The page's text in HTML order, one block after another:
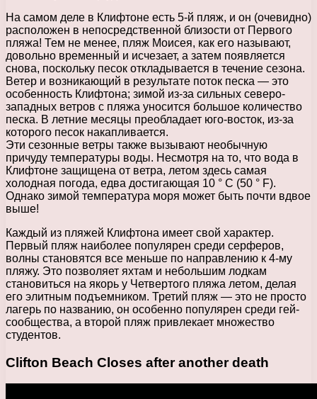
На самом деле в Клифтоне есть 5-й пляж, и он (очевидно)
расположен в непосредственной близости от Первого
пляжа! Тем не менее, пляж Моисея, как его называют,
довольно временный и исчезает, а затем появляется
снова, поскольку песок откладывается в течение сезона.
Ветер и возникающий в результате поток песка — это
особенность Клифтона; зимой из-за сильных северо-
западных ветров с пляжа уносится большое количество
песка. В летние месяцы преобладает юго-восток, из-за
которого песок накапливается.
Эти сезонные ветры также вызывают необычную
причуду температуры воды. Несмотря на то, что вода в
Клифтоне защищена от ветра, летом здесь самая
холодная погода, едва достигающая 10 ° C (50 ° F).
Однако зимой температура моря может быть почти вдвое
выше!
Каждый из пляжей Клифтона имеет свой характер.
Первый пляж наиболее популярен среди серферов,
волны становятся все меньше по направлению к 4-му
пляжу. Это позволяет яхтам и небольшим лодкам
становиться на якорь у Четвертого пляжа летом, делая
его элитным подъемником. Третий пляж — это не просто
лагерь по названию, он особенно популярен среди гей-
сообщества, а второй пляж привлекает множество
студентов.
Clifton Beach Closes after another death